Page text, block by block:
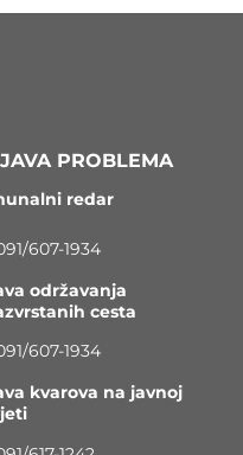
PROBLEMA
redar
607-1934
održavanja
cesta
607-1934
kvarova na javnoj